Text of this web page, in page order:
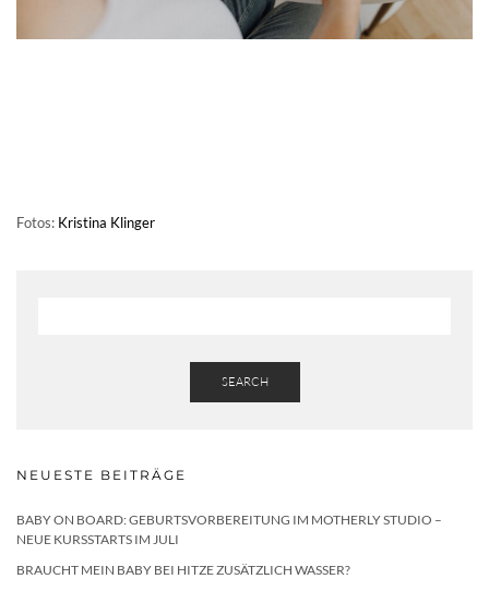
Fotos: Kristina Klinger
SEARCH
NEUESTE BEITRÄGE
BABY ON BOARD: GEBURTSVORBEREITUNG IM MOTHERLY STUDIO –
NEUE KURSSTARTS IM JULI
BRAUCHT MEIN BABY BEI HITZE ZUSÄTZLICH WASSER?